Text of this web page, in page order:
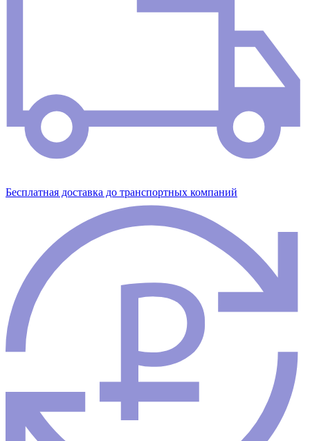
Бесплатная доставка до транспортных компаний